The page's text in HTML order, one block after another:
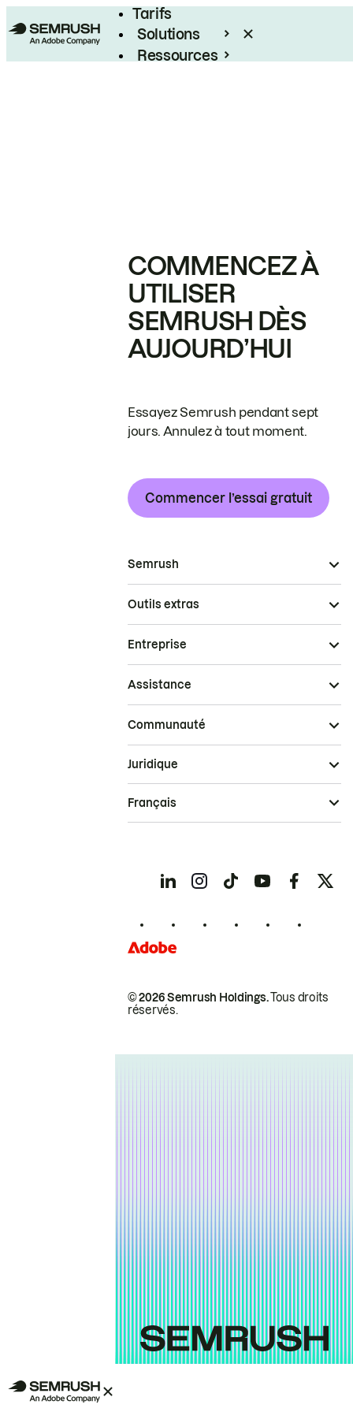
Tarifs
Solutions
Ressources
COMMENCEZ À
UTILISER
SEMRUSH DÈS
AUJOURD’HUI
Essayez Semrush pendant sept
jours. Annulez à tout moment.
Commencer l’essai gratuit
Semrush
Outils extras
Entreprise
Assistance
Communauté
© 2026 Semrush Holdings.Tous droits
réservés.
Juridique
Français